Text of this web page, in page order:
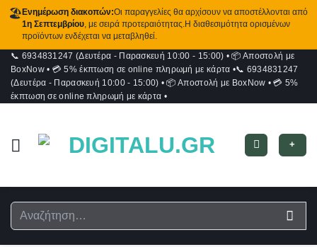
🏖️ Ενημέρωση διακοπών:Οι παραγγελίες θα αρχίσουν να αποστέλλονται από
1η Σεπτεμβρίου, με σειρά προτεραιότητας.Η διαθεσιμότητα ορισμένων
προϊόντων ενδέχεται να μεταβληθεί.
Μετάβαση
στο
περιεχόμενο
📞 6934831247 (Δευτέρα - Παρασκευή 10:00 - 15:00) • 📦 Αποστολή με
BoxNow • 💳 5% έκπτωση σε online πληρωμή με κάρτα •📞 6934831247
(Δευτέρα - Παρασκευή 10:00 - 15:00) • 📦 Αποστολή με BoxNow • 💳 5%
έκπτωση σε online πληρωμή με κάρτα •
+
Αναζήτηση
για: